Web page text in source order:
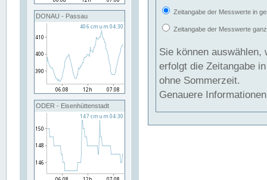
DONAU - Passau
ODER - Eisenhüttenstadt
Zeitangabe der Messwerte in
Zeitangabe der Messwerte
Sie können auswählen,
erfolgt die Zeitangabe
ohne Sommerzeit.
Genauere